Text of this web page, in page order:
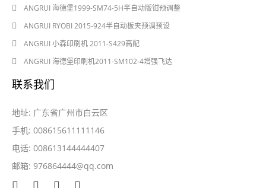
ANGRUI 海德堡1999-SM74-5H半自动版钳预调整
ANGRUI RYOBI 2015-924半自动板夹预调预设
ANGRUI 小森印刷机 2011-S429高配
ANGRUI 海德堡印刷机2011-SM102-4增强飞达
联系我们
地址: 广东省广州市白云区
手机: 008615611111146
电话: 008613144444407
邮箱: 976864444@qq.com